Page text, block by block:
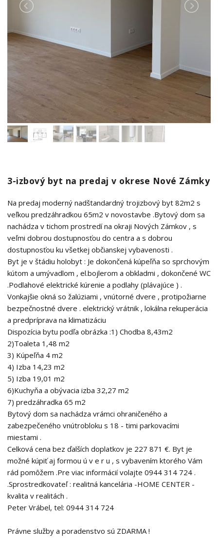
3-izbový byt na predaj v okrese Nové Zámky
Na predaj moderný nadštandardný trojizbový byt 82m2 s
veľkou predzáhradkou 65m2 v novostavbe .Bytový dom sa
nachádza v tichom prostredí na okraji Nových Zámkov , s
veľmi dobrou dostupnosťou do centra a s dobrou
dostupnosťou ku všetkej občianskej vybavenosti .
Byt je v štádiu holobyt : Je dokončená kúpeľňa so sprchovým
kútom a umývadlom , el.bojlerom a obkladmi , dokončené WC
.Podlahové elektrické kúrenie a podlahy (plávajúce ) .
Vonkajšie okná so žalúziami , vnútorné dvere , protipožiarne
bezpečnostné dvere . elektrický vrátnik , lokálna rekuperácia
a predpríprava na klimatizáciu
Dispozícia bytu podľa obrázka :1) Chodba 8,43m2
2)Toaleta 1,48 m2
3) Kúpeľňa 4 m2
4) Izba 14,23 m2
5) Izba 19,01 m2
6)Kuchyňa a obývacia izba 32,27 m2
7) predzáhradka 65 m2
Bytový dom sa nachádza vrámci ohraničeného a
zabezpečeného vnútrobloku s 18 - timi parkovacími
miestami .
Celková cena bez ďalších doplatkov je 227 871 €. Byt je
možné kúpiť aj formou ú v e r u , s vybavením ktorého Vám
rád pomôžem .Pre viac informácií volajte 0944 314 724 .
.Sprostredkovateľ : realitná kancelária -HOME CENTER -
kvalita v realitách .
Peter Vrábel, tel: 0944 314 724
Právne služby a poradenstvo sú ZDARMA !